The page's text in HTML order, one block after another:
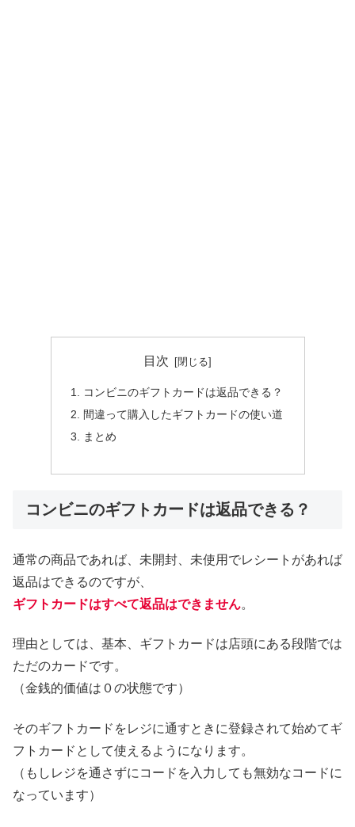
目次
コンビニのギフトカードは返品できる？
間違って購入したギフトカードの使い道
まとめ
コンビニのギフトカードは返品できる？
通常の商品であれば、未開封、未使用でレシートがあれば
返品はできるのですが、
ギフトカードはすべて返品はできません。
理由としては、基本、ギフトカードは店頭にある段階では
ただのカードです。
（金銭的価値は０の状態です）
そのギフトカードをレジに通すときに登録されて始めてギ
フトカードとして使えるようになります。
（もしレジを通さずにコードを入力しても無効なコードに
なっています）